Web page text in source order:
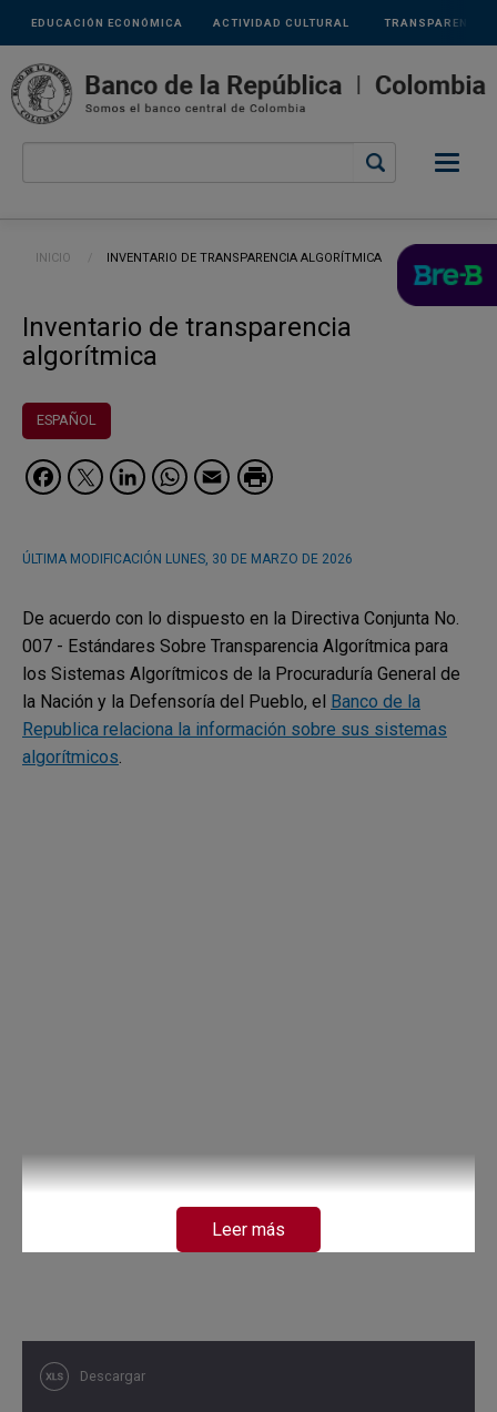
Pasar al contenido principal
Links
secundarios
ACTIVIDAD CULTURAL
EDUCACIÓN ECONÓMICA TRANSPARENCIA
Ruta de navegación
INICIO CURRENT:
INVENTARIO DE TRANSPARENCIA ALGORÍTMICA
Inventario de transparencia
algorítmica
ESPAÑOL
Facebook
Twitter
LinkedIn
WhatsApp
Email
Descargar
ÚLTIMA MODIFICACIÓN LUNES, 30 DE MARZO DE 2026
De acuerdo con lo dispuesto en la Directiva Conjunta No.
007 - Estándares Sobre Transparencia Algorítmica para
los Sistemas Algorítmicos de la Procuraduría General de
la Nación y la Defensoría del Pueblo, el
Banco de la
Republica relaciona la información sobre sus sistemas
algorítmicos.
Leer más